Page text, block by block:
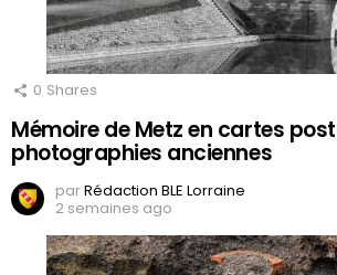
0 Shares
Mémoire de Metz en cartes
photographies anciennes
parRédaction BLE Lorraine
2 semaines ago